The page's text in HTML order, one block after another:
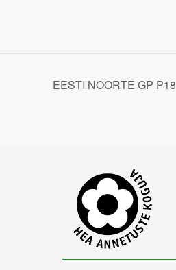
EESTI NOORTE GP P18